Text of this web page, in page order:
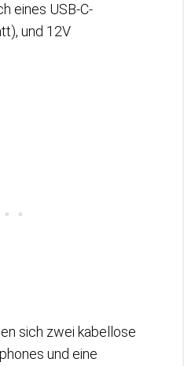
eines USB-C-
und 12V
sich zwei kabellose
und eine